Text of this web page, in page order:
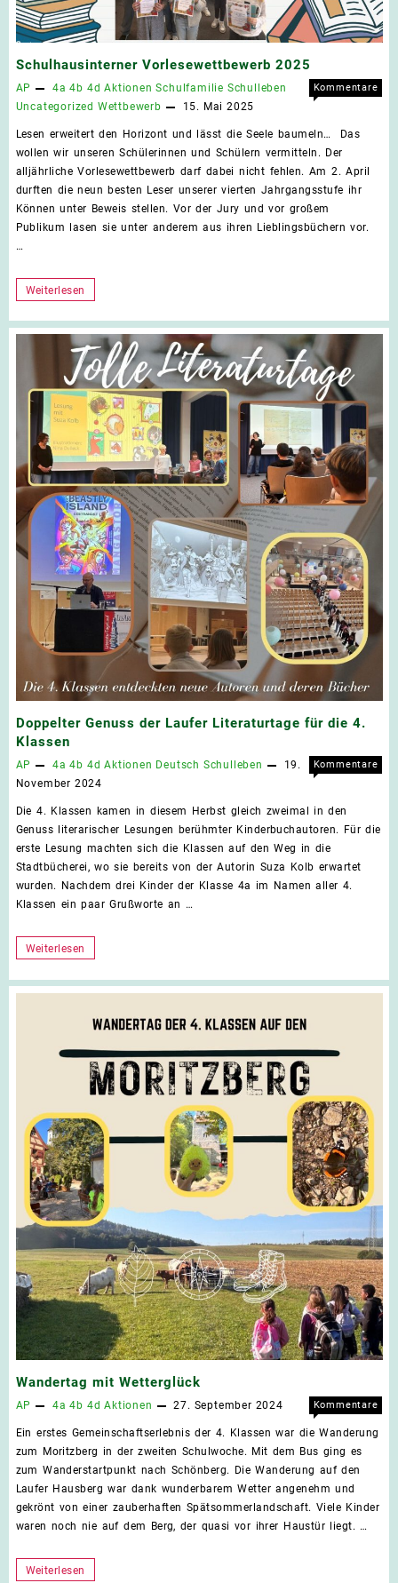
voller
Erfolg!
Schulhausinterner Vorlesewettbewerb 2025
AP 4a 4b 4d Aktionen Schulfamilie Schulleben
Uncategorized Wettbewerb 15. Mai 2025
Kommentare
Lesen erweitert den Horizont und lässt die Seele baumeln… Das
wollen wir unseren Schülerinnen und Schülern vermitteln. Der
alljährliche Vorlesewettbewerb darf dabei nicht fehlen. Am 2. April
durften die neun besten Leser unserer vierten Jahrgangsstufe ihr
Können unter Beweis stellen. Vor der Jury und vor großem
Publikum lasen sie unter anderem aus ihren Lieblingsbüchern vor.
…
Schulhausinterner
2025
Weiterlesen
Doppelter Genuss der Laufer Literaturtage für die 4.
Klassen
AP 4a 4b 4d Aktionen Deutsch Schulleben
19.
November 2024
Kommentare
der
Die 4. Klassen kamen in diesem Herbst gleich zweimal in den
Genuss literarischer Lesungen berühmter Kinderbuchautoren. Für die
erste Lesung machten sich die Klassen auf den Weg in die
Stadtbücherei, wo sie bereits von der Autorin Suza Kolb erwartet
wurden. Nachdem drei Kinder der Klasse 4a im Namen aller 4.
Klassen ein paar Grußworte an …
Doppelter
der
Klassen
Weiterlesen
Wandertag mit Wetterglück
AP 4a 4b 4d Aktionen 27. September 2024
Kommentare
Ein erstes Gemeinschaftserlebnis der 4. Klassen war die Wanderung
zum Moritzberg in der zweiten Schulwoche. Mit dem Bus ging es
zum Wanderstartpunkt nach Schönberg. Die Wanderung auf den
Laufer Hausberg war dank wunderbarem Wetter angenehm und
gekrönt von einer zauberhaften Spätsommerlandschaft. Viele Kinder
waren noch nie auf dem Berg, der quasi vor ihrer Haustür liegt. …
Wandertag
Weiterlesen